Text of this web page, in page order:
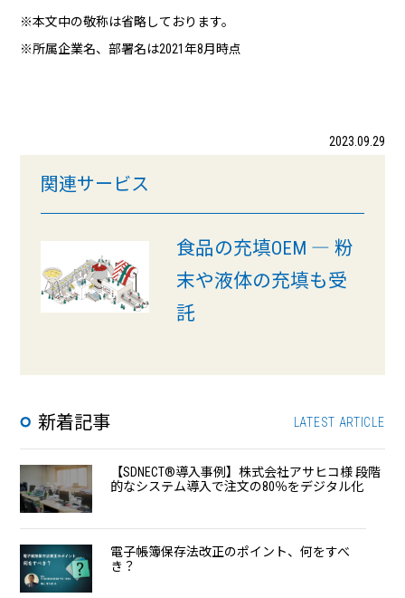
※本文中の敬称は省略しております。
※所属企業名、部署名は2021年8月時点
2023.09.29
関連サービス
食品の充填OEM ― 粉
末や液体の充填も受
託
新着記事 LATEST ARTICLE
【SDNECT®導入事例】株式会社アサヒコ様 段階
的なシステム導入で注⽂の80％をデジタル化
電子帳簿保存法改正のポイント、何をすべ
き？